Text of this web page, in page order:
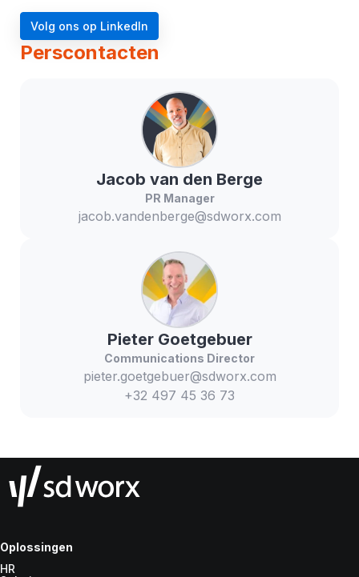
Volg ons op LinkedIn
Perscontacten
Jacob van den Berge
PR Manager
jacob.vandenberge@sdworx.com
Pieter Goetgebuer
Communications Director
pieter.goetgebuer@sdworx.com
+32 497 45 36 73
Oplossingen
HR